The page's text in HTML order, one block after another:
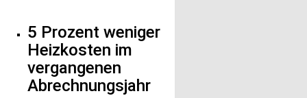
5 Prozent weniger
Heizkosten im
vergangenen
Abrechnungsjahr